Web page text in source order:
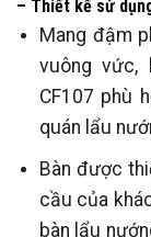
– Thiết kế sử
Mang đậm
vuông vức,
CF107 phù
quán lẩu
Bàn được
cầu của
bàn lẩu